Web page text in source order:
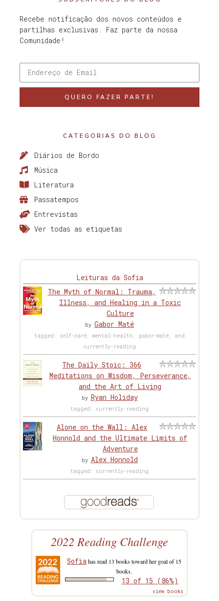
Recebe notificação dos novos conteúdos e
partilhas exclusivas. Faz parte da nossa
Comunidade!
QUERO FAZER PARTE!
CATEGORIAS DO BLOG
Diários de Bordo
Música
Literatura
Passatempos
Entrevistas
Ver todas as etiquetas
Leituras da Sofia
The Myth of Normal: Trauma,
Illness, and Healing in a Toxic
Culture
by Gabor Maté
tagged: self-care, mental-health, gabor-maté, and
currently-reading
The Daily Stoic: 366
Meditations on Wisdom, Perseverance,
and the Art of Living
by Ryan Holiday
tagged: currently-reading
Alone on the Wall: Alex
Honnold and the Ultimate Limits of
Adventure
by Alex Honnold
tagged: currently-reading
2022 Reading Challenge
Sofiahas read 13 books toward her goal of 15
books.
13 of 15 (86%)
view books